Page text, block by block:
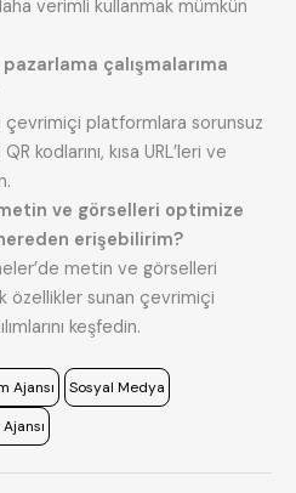
verimli kullanmak mümkün
pazarlama çalışmalarıma
çevrimiçi platformlara sorunsuz
kodlarını, kısa URL’leri ve
ve görselleri optimize
erişebilirim?
metin ve görselleri
sunan çevrimiçi
keşfedin.
Ajansı
Sosyal Medya